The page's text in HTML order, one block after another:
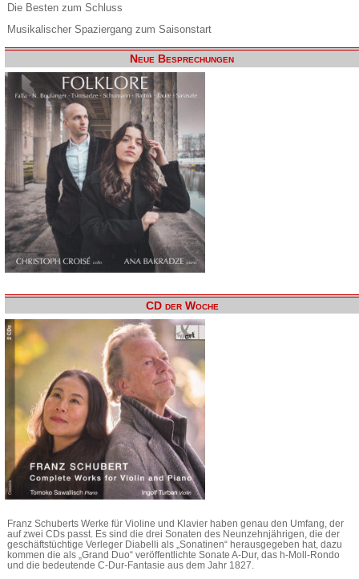
Die Besten zum Schluss
Musikalischer Spaziergang zum Saisonstart
Neue Besprechungen
CD der Woche
Franz Schuberts Werke für Violine und Klavier haben genau den Umfang, der
auf zwei CDs passt. Es sind die drei Sonaten des Neunzehnjährigen, die der
geschäftstüchtige Verleger Diabelli als „Sonatinen“ herausgegeben hat, dazu
kommen die als „Grand Duo“ veröffentlichte Sonate A-Dur, das h-Moll-Rondo
und die bedeutende C-Dur-Fantasie aus dem Jahr 1827.